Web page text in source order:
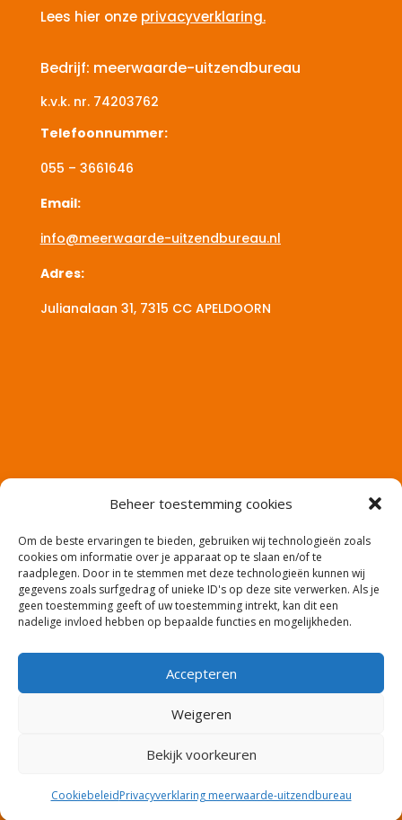
Beheer toestemming cookies
Om de beste ervaringen te bieden, gebruiken wij technologieën zoals
cookies om informatie over je apparaat op te slaan en/of te
raadplegen. Door in te stemmen met deze technologieën kunnen wij
gegevens zoals surfgedrag of unieke ID's op deze site verwerken. Als je
geen toestemming geeft of uw toestemming intrekt, kan dit een
nadelige invloed hebben op bepaalde functies en mogelijkheden.
Accepteren
Weigeren
Bekijk voorkeuren
CookiebeleidPrivacyverklaring meerwaarde-uitzendbureau
Lees hier onze privacyverklaring.
Bedrijf: meerwaarde-uitzendbureau
k.v.k. nr.74203762
Telefoonnummer:
055 – 3661646
Email:
info@meerwaarde-uitzendbureau.nl
Adres:
Julianalaan 31, 7315 CCAPELDOORN
Website en productie: Co2media.nl – Copyright:
meerwaarde-uitzendbureau